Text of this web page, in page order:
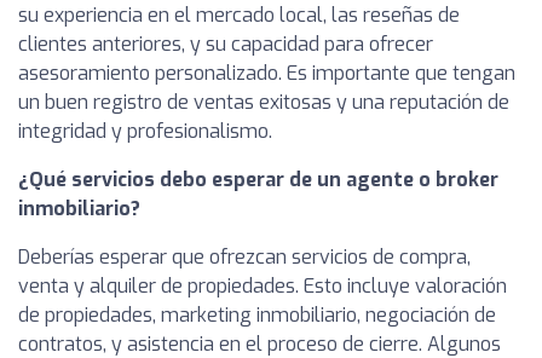
su experiencia en el mercado local, las reseñas de
clientes anteriores, y su capacidad para ofrecer
asesoramiento personalizado. Es importante que tengan
un buen registro de ventas exitosas y una reputación de
integridad y profesionalismo.
¿Qué servicios debo esperar de un agente o broker
inmobiliario?
Deberías esperar que ofrezcan servicios de compra,
venta y alquiler de propiedades. Esto incluye valoración
de propiedades, marketing inmobiliario, negociación de
contratos, y asistencia en el proceso de cierre. Algunos